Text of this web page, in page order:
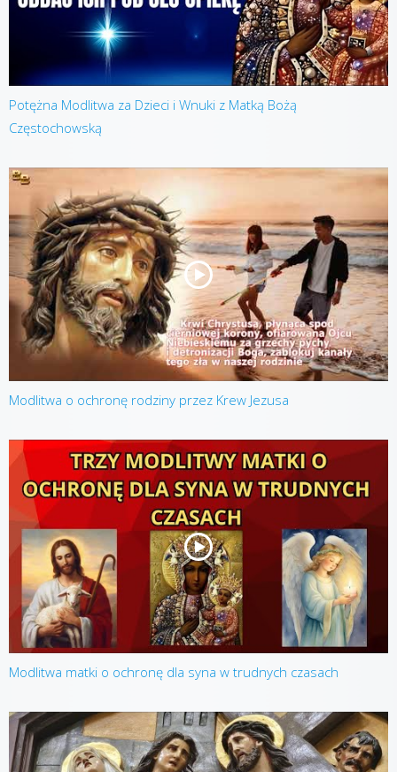
Potężna Modlitwa za Dzieci i Wnuki z Matką Bożą
Częstochowską
Modlitwa o ochronę rodziny przez Krew Jezusa
Modlitwa matki o ochronę dla syna w trudnych czasach